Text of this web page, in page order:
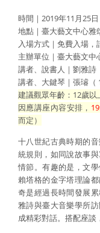
時間｜2019年11月25
地點｜臺大藝文中心雅
入場方式｜免費入場，
主辦單位｜臺大藝文中
講者、說書人｜劉雅詩
講者、大鍵琴｜張璿（
建議觀眾年齡：12歲以
因應講座內容安排，
而定）
十八世紀古典時期的
統規則，如同說故事
情節。有趣的是，文
賴塔格的金字塔理論
奇是經過長時間發展
雅詩與臺大音樂學所
成精彩對話。搭配座談